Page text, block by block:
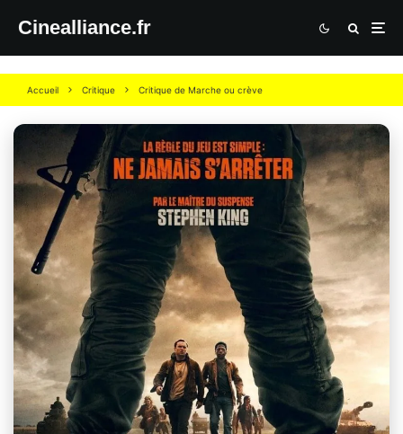
Cinealliance.fr
Accueil Critique Critique de Marche ou crève